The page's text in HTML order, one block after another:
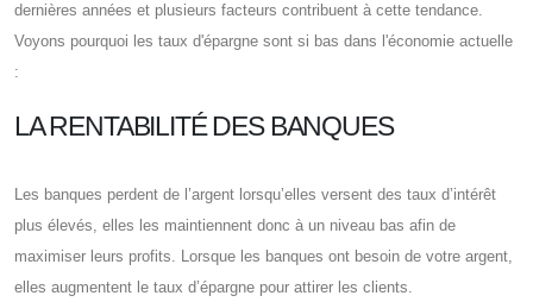
dernières années et plusieurs facteurs contribuent à cette tendance.
Voyons pourquoi les taux d'épargne sont si bas dans l'économie actuelle
:
LA RENTABILITÉ DES BANQUES
Les banques perdent de l’argent lorsqu’elles versent des taux d’intérêt
plus élevés, elles les maintiennent donc à un niveau bas afin de
maximiser leurs profits. Lorsque les banques ont besoin de votre argent,
elles augmentent le taux d’épargne pour attirer les clients.